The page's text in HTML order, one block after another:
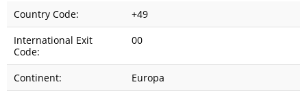
Country Code:
+49
International Exit
Code:
00
Continent:
Europa